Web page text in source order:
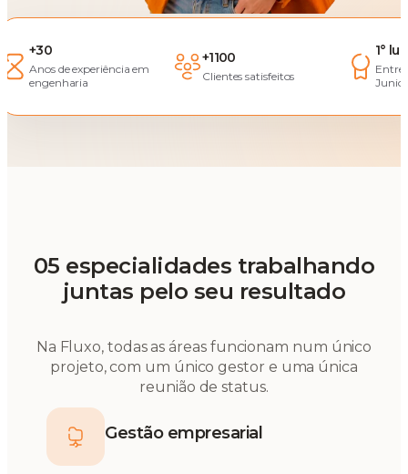
+30
Anos de experiência em
engenharia
+1100
Clientes satisfeitos
1°
Entre
05 especialidades trabalhando
juntas pelo seu resultado
Na Fluxo, todas as áreas funcionam num único
projeto, com um único gestor e uma única
reunião de status.
Gestão empresarial